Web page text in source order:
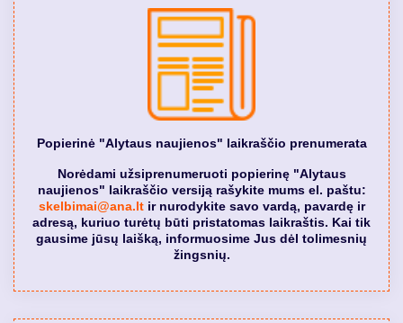
Popierinė "Alytaus naujienos" laikraščio prenumerata
Norėdami užsiprenumeruoti popierinę "Alytaus
naujienos" laikraščio versiją rašykite mums el. paštu:
skelbimai@ana.ltir nurodykite savo vardą, pavardę ir
adresą, kuriuo turėtų būti pristatomas laikraštis. Kai tik
gausime jūsų laišką, informuosime Jus dėl tolimesnių
žingsnių.